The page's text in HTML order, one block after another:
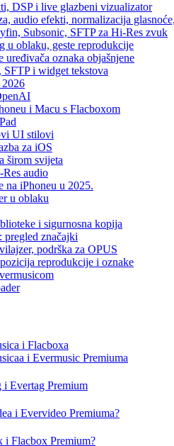
DSP i live glazbeni vizualizator
audio efekti, normalizacija
Subsonic, SFTP za Hi-Res zvuk
u oblaku, geste reprodukcije
uređivača oznaka objašnjene
i widget tekstova
i Macu s Flacboxom
UI stilovi
za iOS
širom svijeta
audio
na iPhoneu u 2025.
u oblaku
i sigurnosna kopija
pregled značajki
podrška za OPUS
reprodukcije i oznake
i Flacboxa
i Evermusic Premiuma
Evertag Premium
i Evervideo Premiuma?
i Flacbox Premium?